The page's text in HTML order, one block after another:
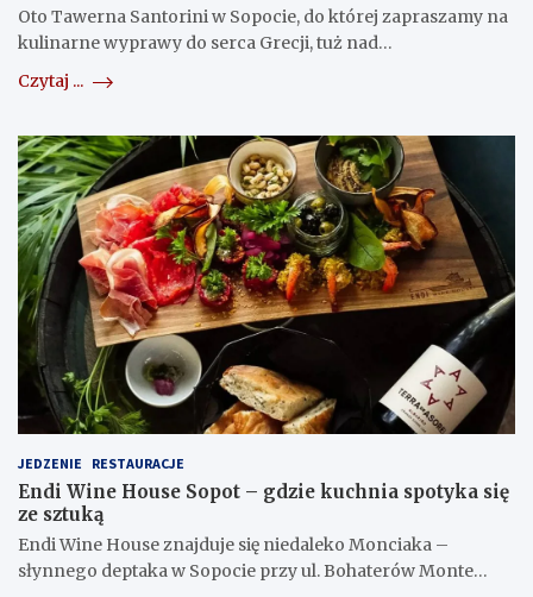
Oto Tawerna Santorini w Sopocie, do której zapraszamy na
kulinarne wyprawy do serca Grecji, tuż nad…
Czytaj ...
JEDZENIE RESTAURACJE
Endi Wine House Sopot – gdzie kuchnia spotyka się
ze sztuką
Endi Wine House znajduje się niedaleko Monciaka –
słynnego deptaka w Sopocie przy ul. Bohaterów Monte…